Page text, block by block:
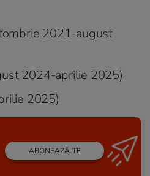
2021-august
2024-aprilie 2025)
2025)
ABONEAZĂ-TE